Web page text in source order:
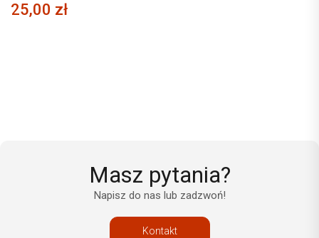
25,00 zł
Masz pytania?
Napisz do nas lub zadzwoń!
Kontakt